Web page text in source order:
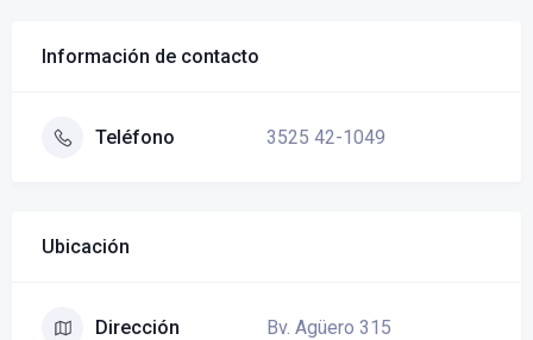
Información de contacto
Teléfono 3525 42-1049
Ubicación
Dirección Bv. Agüero 315